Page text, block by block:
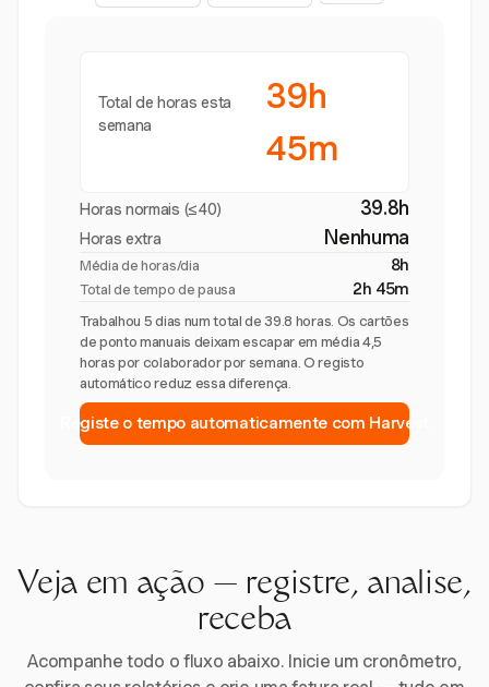
Total de horas esta
semana
39h
45m
Horas normais (≤40) 39.8h
Horas extra Nenhuma
Média de horas/dia 8h
Total de tempo de pausa 2h 45m
Trabalhou 5 dias num total de 39.8 horas. Os cartões
de ponto manuais deixam escapar em média 4,5
horas por colaborador por semana. O registo
automático reduz essa diferença.
Registe o tempo automaticamente com Harvest
Veja em ação — registre, analise,
receba
Acompanhe todo o fluxo abaixo. Inicie um cronômetro,